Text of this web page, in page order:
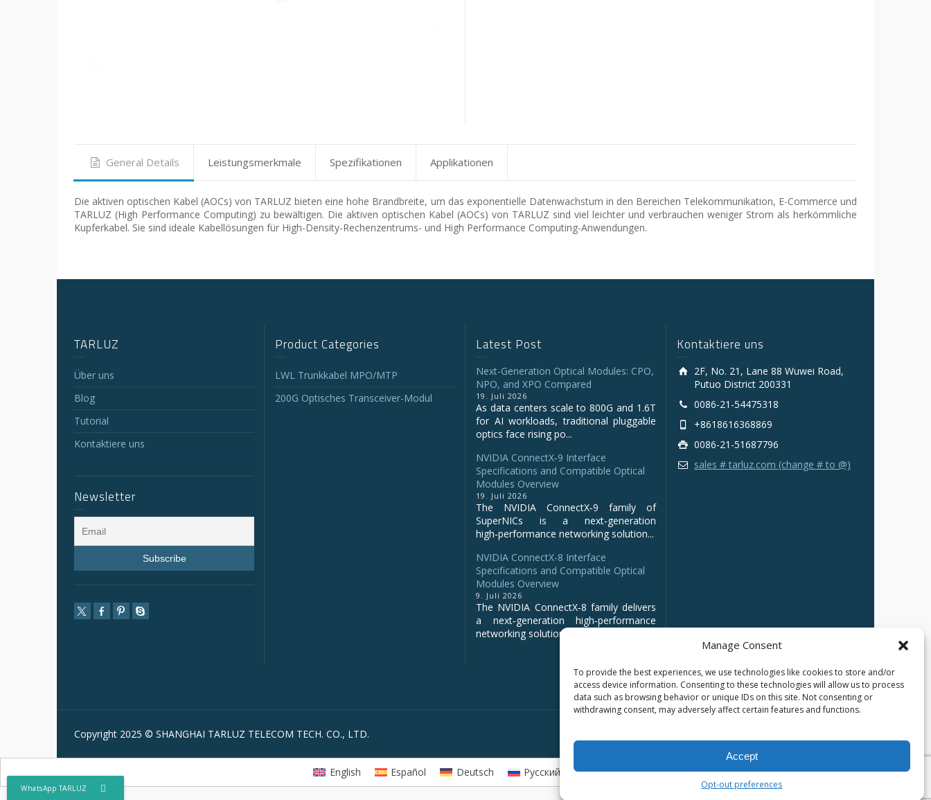
Manage Consent
To provide the best experiences, we use technologies like cookies to store and/or
access device information. Consenting to these technologies will allow us to process
data such as browsing behavior or unique IDs on this site. Not consenting or
withdrawing consent, may adversely affect certain features and functions.
Accept
Opt-out preferences
General Details Leistungsmerkmale Spezifikationen Applikationen
Die aktiven optischen Kabel (AOCs) von TARLUZ bieten eine hohe Brandbreite, um das exponentielle Datenwachstum in den Bereichen Telekommunikation, E-Commerce und
TARLUZ (High Performance Computing) zu bewältigen. Die aktiven optischen Kabel (AOCs) von TARLUZ sind viel leichter und verbrauchen weniger Strom als herkömmliche
Kupferkabel. Sie sind ideale Kabellösungen für High-Density-Rechenzentrums- und High Performance Computing-Anwendungen.
TARLUZ
Über uns
Blog
Tutorial
Kontaktiere uns
Newsletter
Product Categories
LWL Trunkkabel MPO/MTP
200G Optisches Transceiver-Modul
Latest Post
Next-Generation Optical Modules: CPO,
NPO, and XPO Compared
19. Juli 2026
As data centers scale to 800G and 1.6T
for AI workloads, traditional pluggable
optics face rising po...
NVIDIA ConnectX‑9 Interface
Specifications and Compatible Optical
Modules Overview
19. Juli 2026
The NVIDIA ConnectX‑9 family of
SuperNICs is a next‑generation
high‑performance networking solution...
NVIDIA ConnectX-8 Interface
Specifications and Compatible Optical
Modules Overview
9. Juli 2026
The NVIDIA ConnectX‑8 family delivers
a next‑generation high‑performance
networking solution for clo...
Kontaktiere uns
2F, No. 21, Lane 88 Wuwei Road,
Putuo District 200331
0086-21-54475318
+8618616368869
0086-21-51687796
sales # tarluz.com (change # to @)
Copyright 2025 © SHANGHAI TARLUZ TELECOM TECH. CO., LTD.
WhatsApp TARLUZ
English Español Deutsch Русский العربية